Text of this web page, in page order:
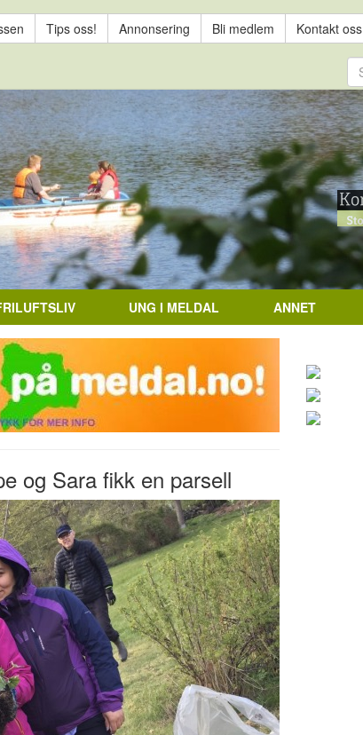
Tips oss! Annonsering Bli medlem Kontakt oss
UNG I MELDAL ANNET
og Sara fikk en parsell